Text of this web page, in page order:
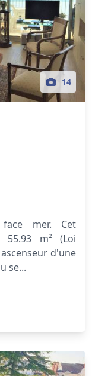
14
mer. Cet
55.93 m² (Loi
d'une
se...